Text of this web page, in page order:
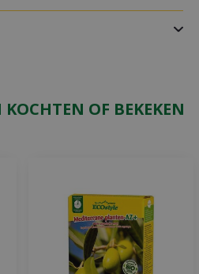
OF BEKEKEN